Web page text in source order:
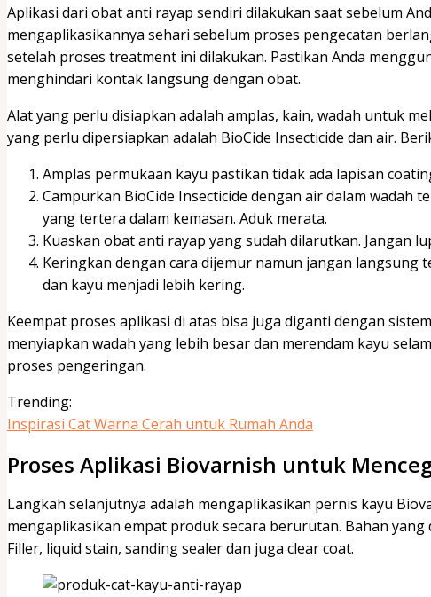
Aplikasi dari obat anti rayap sendiri dilakukan saat sebelum
mengaplikasikannya sehari sebelum proses pengecatan
setelah proses treatment ini dilakukan. Pastikan Anda
menghindari kontak langsung dengan obat.
Alat yang perlu disiapkan adalah amplas, kain, wadah untuk
yang perlu dipersiapkan adalah BioCide Insecticide dan air.
Amplas permukaan kayu pastikan tidak ada lapisan
Campurkan BioCide Insecticide dengan air dalam wadah
yang tertera dalam kemasan. Aduk merata.
Kuaskan obat anti rayap yang sudah dilarutkan. Jangan
Keringkan dengan cara dijemur namun jangan langsung
dan kayu menjadi lebih kering.
Keempat proses aplikasi di atas bisa juga diganti dengan
menyiapkan wadah yang lebih besar dan merendam kayu
proses pengeringan.
Trending:
Inspirasi Cat Warna Cerah untuk Rumah Anda
Proses Aplikasi Biovarnish untuk
Langkah selanjutnya adalah mengaplikasikan pernis kayu
mengaplikasikan empat produk secara berurutan. Bahan
Filler, liquid stain, sanding sealer dan juga clear coat.